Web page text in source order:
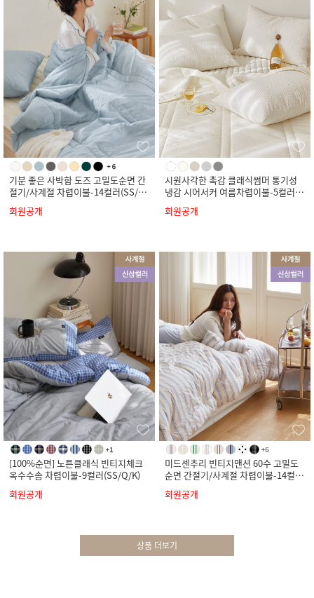
기분 좋은 사박함 도즈 고밀도순면 간
절기/사계절 차렵이불-14컬러(SS/Q/
회원공개
시원사각한 촉감 클래식썸머 통기성
냉감 시어서커 여름차렵이불-5컬러(S
회원공개
[100%순면] 노튼클래식 빈티지체크
옥수수솜 차렵이불-9컬러(SS/Q/K)
회원공개
미드센추리 빈티지맨션 60수 고밀도
순면 간절기/사계절 차렵이불-14컬러
회원공개
상품 더보기